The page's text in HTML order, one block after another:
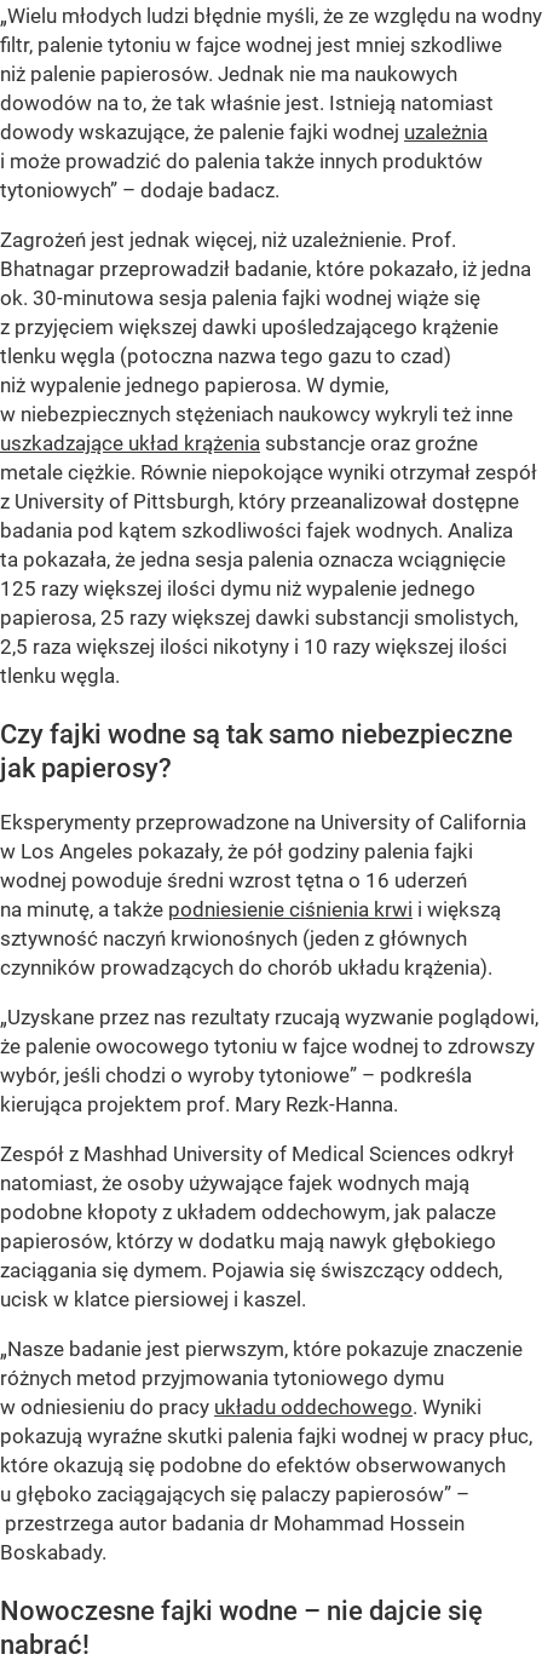
„Wielu młodych ludzi błędnie myśli, że ze względu na wodny
filtr, palenie tytoniu w fajce wodnej jest mniej szkodliwe
niż palenie papierosów. Jednak nie ma naukowych
dowodów na to, że tak właśnie jest. Istnieją natomiast
dowody wskazujące, że palenie fajki wodnej uzależnia
i może prowadzić do palenia także innych produktów
tytoniowych” – dodaje badacz.
Zagrożeń jest jednak więcej, niż uzależnienie. Prof.
Bhatnagar przeprowadził badanie, które pokazało, iż jedna
ok. 30-minutowa sesja palenia fajki wodnej wiąże się
z przyjęciem większej dawki upośledzającego krążenie
tlenku węgla (potoczna nazwa tego gazu to czad)
niż wypalenie jednego papierosa. W dymie,
w niebezpiecznych stężeniach naukowcy wykryli też inne
uszkadzające układ krążenia substancje oraz groźne
metale ciężkie. Równie niepokojące wyniki otrzymał zespół
z University of Pittsburgh, który przeanalizował dostępne
badania pod kątem szkodliwości fajek wodnych. Analiza
ta pokazała, że jedna sesja palenia oznacza wciągnięcie
125 razy większej ilości dymu niż wypalenie jednego
papierosa, 25 razy większej dawki substancji smolistych,
2,5 raza większej ilości nikotyny i 10 razy większej ilości
tlenku węgla.
Czy fajki wodne są tak samo niebezpieczne
jak papierosy?
Eksperymenty przeprowadzone na University of California
w Los Angeles pokazały, że pół godziny palenia fajki
wodnej powoduje średni wzrost tętna o 16 uderzeń
na minutę, a także podniesienie ciśnienia krwi i większą
sztywność naczyń krwionośnych (jeden z głównych
czynników prowadzących do chorób układu krążenia).
„Uzyskane przez nas rezultaty rzucają wyzwanie poglądowi,
że palenie owocowego tytoniu w fajce wodnej to zdrowszy
wybór, jeśli chodzi o wyroby tytoniowe” – podkreśla
kierująca projektem prof. Mary Rezk-Hanna.
Zespół z Mashhad University of Medical Sciences odkrył
natomiast, że osoby używające fajek wodnych mają
podobne kłopoty z układem oddechowym, jak palacze
papierosów, którzy w dodatku mają nawyk głębokiego
zaciągania się dymem. Pojawia się świszczący oddech,
ucisk w klatce piersiowej i kaszel.
„Nasze badanie jest pierwszym, które pokazuje znaczenie
różnych metod przyjmowania tytoniowego dymu
w odniesieniu do pracy układu oddechowego. Wyniki
pokazują wyraźne skutki palenia fajki wodnej w pracy płuc,
które okazują się podobne do efektów obserwowanych
u głęboko zaciągających się palaczy papierosów” –
przestrzega autor badania dr Mohammad Hossein
Boskabady.
Nowoczesne fajki wodne – nie dajcie się
nabrać!